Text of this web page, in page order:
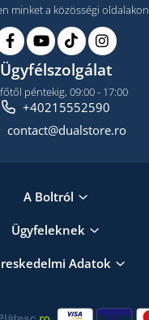
minket a közösségi oldalakon
Ügyfélszolgálat
péntekig, 09:00 - 17:00
+40215552590
contact@dualstore.ro
A Boltról
Ügyfeleknek
Adatok